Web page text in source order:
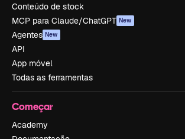
Conteúdo de stock
MCP para Claude/ChatGPT New
Agentes New
API
App móvel
Todas as ferramentas
Começar
Academy